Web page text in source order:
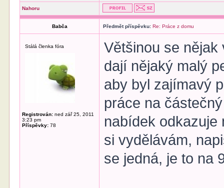
Nahoru
Babča Předmět příspěvku: Re: Práce z domu
Stálá členka fóra
Registrován: ned zář 25, 2011
3:23 pm
Příspěvky: 78
Většinou se
dají nějaký malý
aby byl zajímavý
práce na
nabídek odkazuje
si vydělávám,
se jedná, je to na